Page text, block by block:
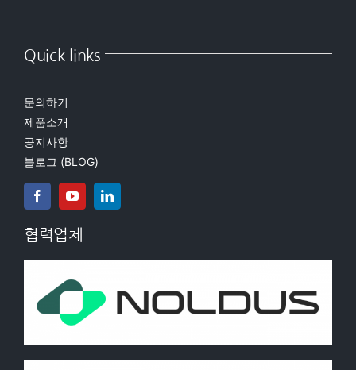
Quick links
문의하기
제품소개
공지사항
블로그 (BLOG)
협력업체